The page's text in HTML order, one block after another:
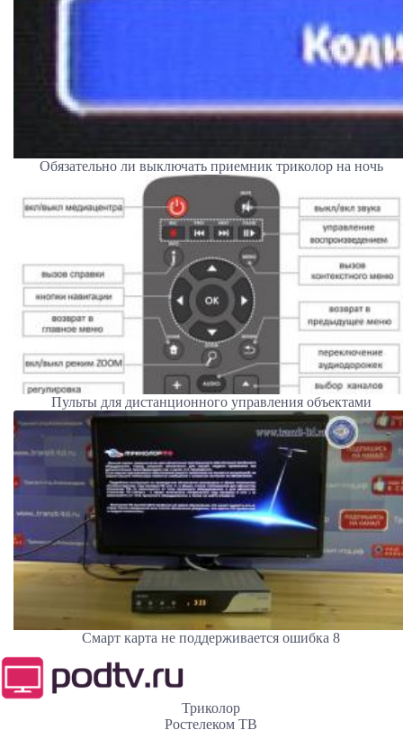
Обязательно ли выключать приемник триколор на ночь
Пульты для дистанционного управления объектами
Смарт карта не поддерживается ошибка 8
Триколор
Ростелеком ТВ